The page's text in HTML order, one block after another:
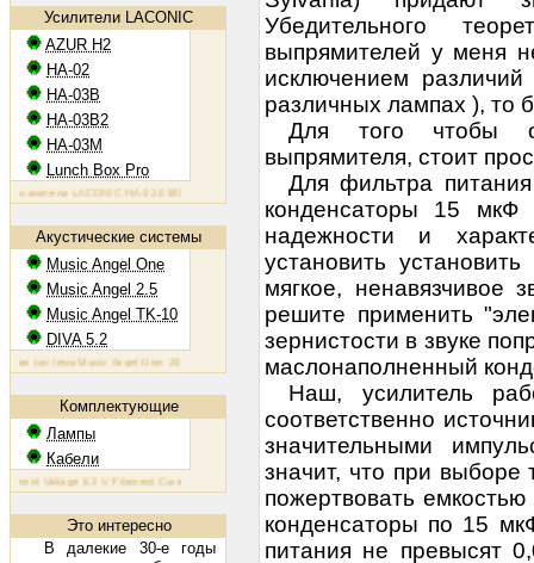
Усилители LACONIC
AZUR H2
HA-02
HA-03B
HA-03B2
HA-03M
Lunch Box Pro
LACONIC HA-02,03B/B2/M: 6N6P, 2х1,2 Вт на 300 Ом
Акустические системы
Music Angel One
Music Angel 2.5
Music Angel TK-10
DIVA 5.2
система Music Angel One: 20 - 100 Вт, 38 Гц - 30 кГц, 86 Дб/Вт/м Акустическая система Music Angel
Комплектующие
Лампы
Кабели
Voltage 6.3 V Filament Current 1.6 A Plate Voltage (max) 800 V Plate Current (max) 230 mA Plate
Это интересно
В далекие 30-е годы
Убедительного
выпрямителей у меня
исключением
различных лампах ), то
Для того чтобы
выпрямителя, стоит
Для фильтра
конденсаторы 15
надежности и
установить
мягкое, ненавязчивое
решите применить
зернистости в звуке
маслонаполненный
Наш, усилитель
соответственно
значительными
значит, что при
пожертвовать
конденсаторы по 15
питания не превысят